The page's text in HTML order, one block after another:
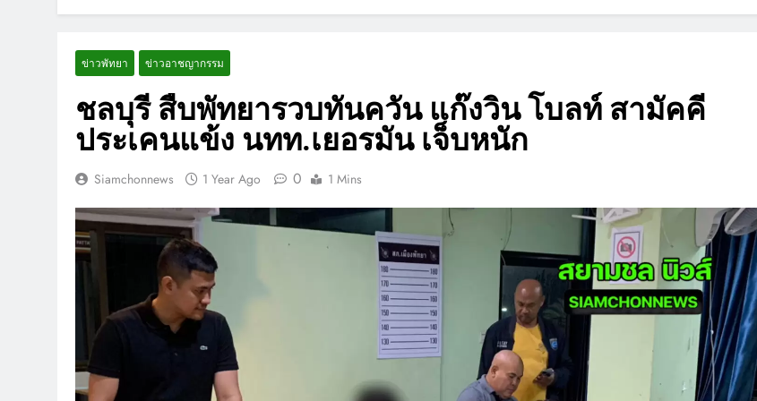
ข่าวพัทยา ข่าวอาชญากรรม
ชลบุรี สืบพัทยารวบทันควัน แก๊งวิน โบลท์ สามัคคี
ประเคนแข้ง นทท.เยอรมัน เจ็บหนัก
Siamchonnews 1 Year Ago 0 1 Mins